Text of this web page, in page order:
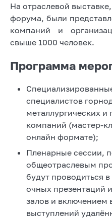
На отраслевой
форума, были
компаний и
свыше 1000 человек.
Программа
специалистов
металлургических и
компаний (мастер-
онлайн формате);
Пленарные сессии,
общеотраслевым
будут проводиться
очных презентаций
залов и
выступлений